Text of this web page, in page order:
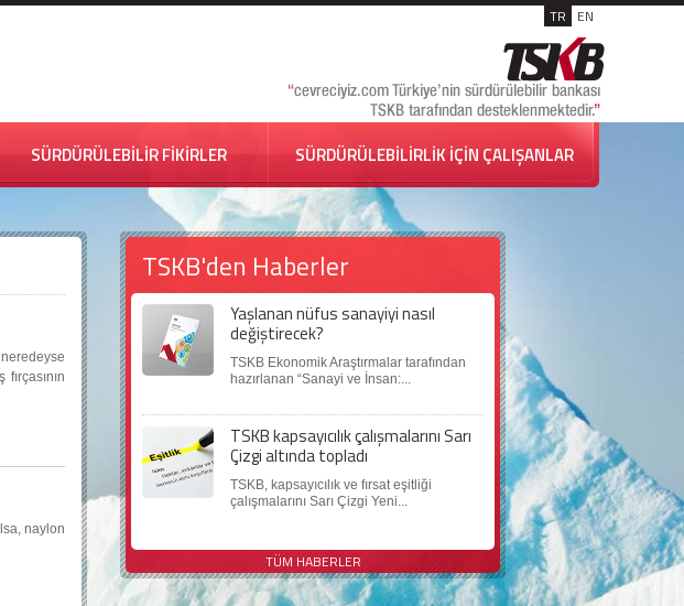
TR EN
SÜRDÜRÜLEBİLİR FİKİRLER SÜRDÜRÜLEBİLİRLİK İÇİN ÇALIŞANLAR
naylon
TSKB'den Haberler
Yaşlanan nüfus sanayiyi nasıl
değiştirecek?
TSKB Ekonomik Araştırmalar tarafından
hazırlanan “Sanayi ve İnsan:...
TSKB kapsayıcılık çalışmalarını Sarı
Çizgi altında topladı
TSKB, kapsayıcılık ve fırsat eşitliği
çalışmalarını Sarı Çizgi Yeni...
TÜM HABERLER